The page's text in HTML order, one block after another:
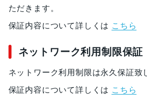
ただきます。
保証内容について詳しくは こちら
ネットワーク利用制限保証
ネットワーク利用制限は永久保証致
保証内容について詳しくは こちら